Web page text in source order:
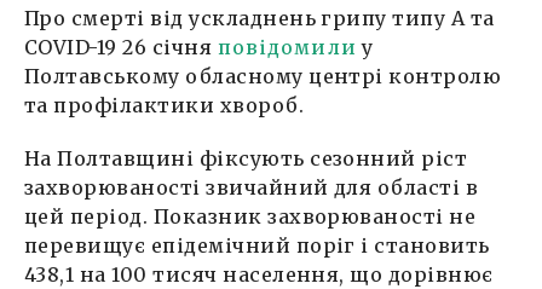
Про смерті від ускладнень грипу типу А та
COVID-19 26 січня повідомили у
Полтавському обласному центрі контролю
та профілактики хвороб.
На Полтавщині фіксують сезонний ріст
захворюваності звичайний для області в
цей період. Показник захворюваності не
перевищує епідемічний поріг і становить
438,1 на 100 тисяч населення, що дорівнює